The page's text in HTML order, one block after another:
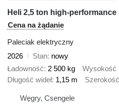
Cena na żądanie
Paleciak elektryczny
2026
Stan nowy
Ładowność 2 500 kg Wysokość
Długość wideł 1,15 m
Węgry, Csengele